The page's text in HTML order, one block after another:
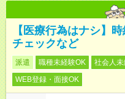
【医療行為はナシ】
チェックなど
派遣 職種未経験OK 社会人
WEB登録・面接OK